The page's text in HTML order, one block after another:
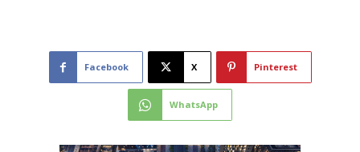
Facebook X Pinterest
WhatsApp